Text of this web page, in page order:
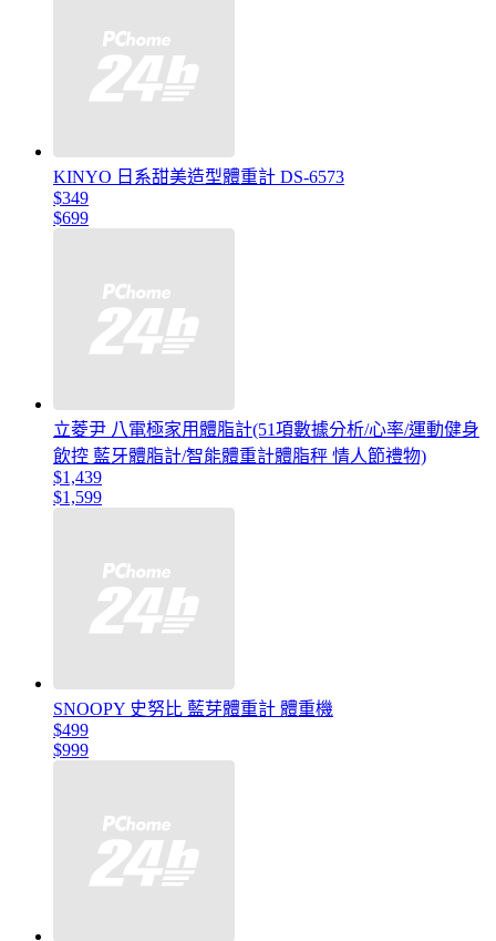
KINYO 日系甜美造型體重計 DS-6573
$349
$699
立菱尹 八電極家用體脂計(51項數據分析/心率/運動健身
飲控 藍牙體脂計/智能體重計體脂秤 情人節禮物)
$1,439
$1,599
SNOOPY 史努比 藍芽體重計 體重機
$499
$999